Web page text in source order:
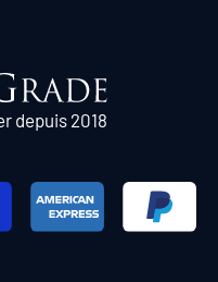
depuis 2018